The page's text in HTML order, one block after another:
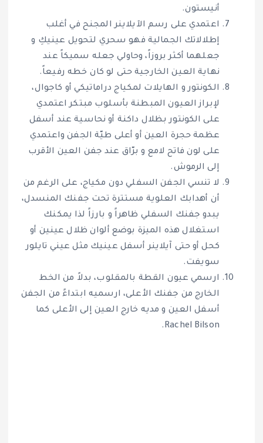
أنيستون.
اعتمدي على رسم الآيلاينر المجنح في أغلب
إطلالاتك الجمالية فهو سحري لتحويل عينيكِ و
جعلهما أكثر بروزاً، وحاولي جعله سميكاً عند
نهاية العين الخارجية حتى لو كان خطه رفيعاً.
الكونتور و الهايلات لمكياج دراماتيكي أو كاجوال،
لإبراز العيون المبطنة بأسلوب مبتكر اعتمدي
على الكونتور بظلال داكنة أو نحاسية عند أسفل
عظمة حجرة العين أو أعلى طيّة الجفن واعتمدي
على لون فاتح لامع و برّاق عند جفن العين الأقرب
إلى الرموش.
لا تنسي الجفن السفلي دون مكياج، على الرغم من
أن أهدابك العلوية مستترة تحت جفنك المنسدل،
يبدو جفنك السفلي ظاهراً و بارزاً لذا يمكنك
استغلال هذه الميزة بوضع ألوان ظلال عينين أو
كحل أو حتى آيلاينر أسفل عينيك مثل عيني تايلور
سويفت.
ارسمي عيون القطة بالمقلوب، بدلاً من الخط
الخارج من جفنك الأعلى، ارسميه ابتداءً من الجفن
أسفل العين و مديه خارج العين إلى الأعلى كما
Rachel Bilson.